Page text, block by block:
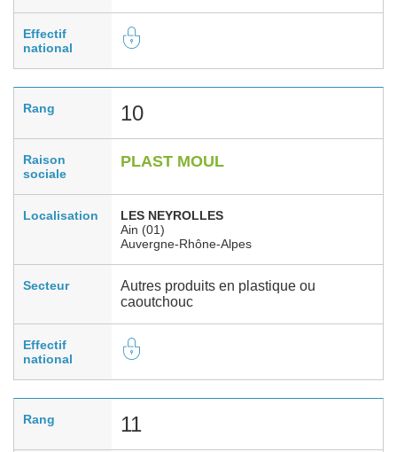
Effectif
national
Rang 10
Raison
sociale
PLAST MOUL
Localisation
LES NEYROLLES
Ain (01)
Auvergne-Rhône-Alpes
Secteur
Autres produits en plastique ou
caoutchouc
Effectif
national
Rang 11